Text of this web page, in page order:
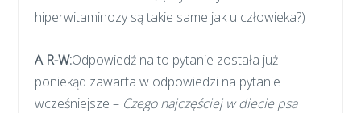
hiperwitaminozy są takie same jak u człowieka?)
A R-W:Odpowiedź na to pytanie została już
poniekąd zawarta w odpowiedzi na pytanie
wcześniejsze – Czego najczęściej w diecie psa